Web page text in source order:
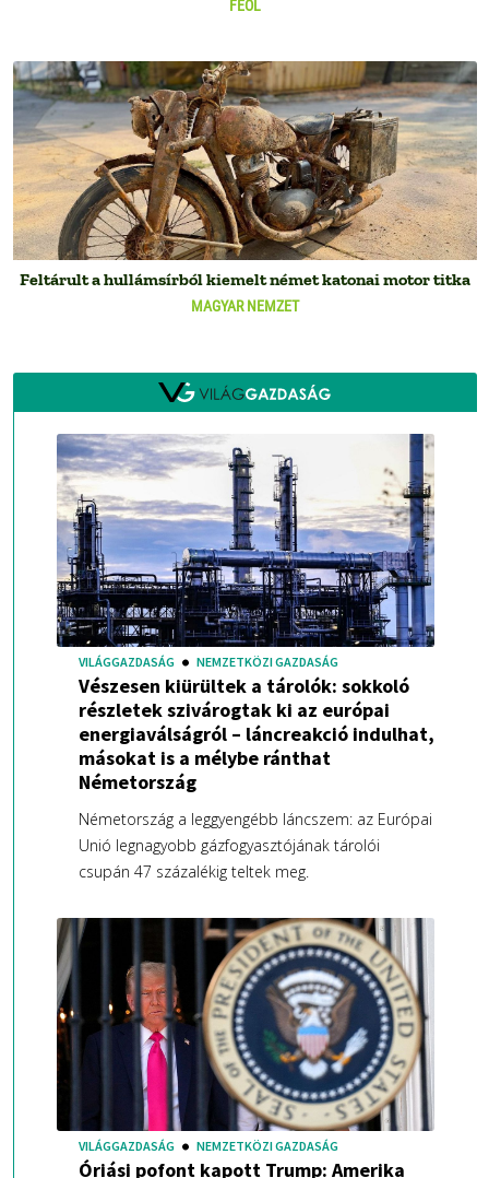
FEOL
MAGYAR NEMZET
Feltárult a hullámsírból kiemelt német katonai motor titka
VILÁGGAZDASÁG NEMZETKÖZI GAZDASÁG
Vészesen kiürültek a tárolók: sokkoló
részletek szivárogtak ki az európai
energiaválságról – láncreakció indulhat,
másokat is a mélybe ránthat
Németország
Németország a leggyengébb láncszem: az Európai
Unió legnagyobb gázfogyasztójának tárolói
csupán 47 százalékig teltek meg.
VILÁGGAZDASÁG NEMZETKÖZI GAZDASÁG
Óriási pofont kapott Trump: Amerika